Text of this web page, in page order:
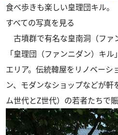
食べ歩きも楽しい皇理団キル。
すべての写真を見る
古墳群で有名な皇南洞（ファ
「皇理団（ファンニダン）キ
エリア。伝統韓屋をリノベーシ
ン、モダンなショップなどが
ム世代とZ世代）の若者たちで